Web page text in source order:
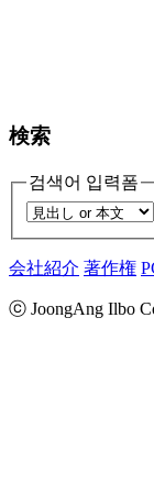
検索
검색어 입력폼
会社紹介 著作権
ⓒ JoongAng Ilbo